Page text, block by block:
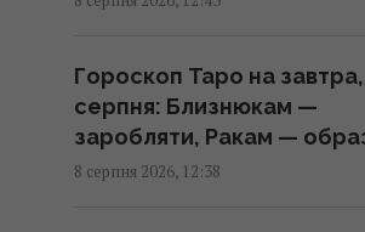
13:06 субота, 08 серпня 2026
Обробка вхідних дверей
Гороскоп Таро на
серпня: Близнюкам —
заробляти, Ракам —
8 серпня 2026, 12:38